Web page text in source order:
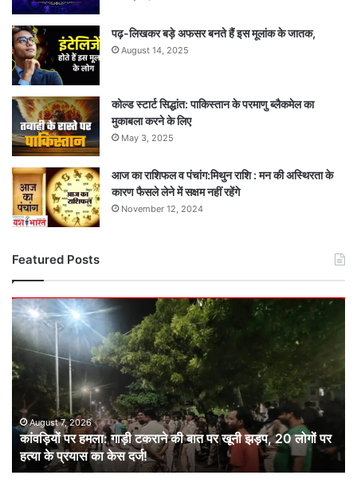
पढ़-लिखकर बड़े अफसर बनते हैं इस मूलांक के जातक,
August 14, 2025
कोल्ड स्टार्ट सिद्धांत: पाकिस्तान के परमाणु ब्लैकमेल का
मुकाबला करने के लिए
May 3, 2025
आज का राशिफल व पंचांग:मिथुन राशि : मन की अस्थिरता के
कारण फैसले लेने में सक्षम नहीं रहेंगे
November 12, 2024
Featured Posts
कांवड़ियों
पर
हमला:
गाड़ी
टकराने
पर
खूनी
झड़प,
20
August 7, 2026
कांवड़ियों पर हमला: गाड़ी टकराने की बात पर खूनी झड़प, 20 लोगों पर
हत्या के प्रयास का केस दर्ज!